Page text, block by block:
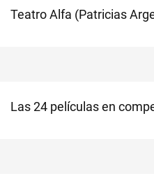
Teatro Alfa (Patricias
Las 24 películas en